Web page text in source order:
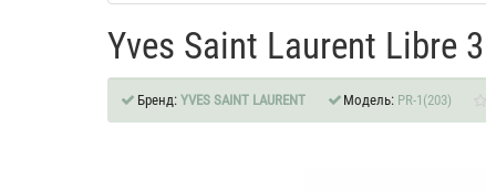
Yves Saint Laurent Libre
Бренд: YVES SAINT LAURENT Модель: PR-1(203)